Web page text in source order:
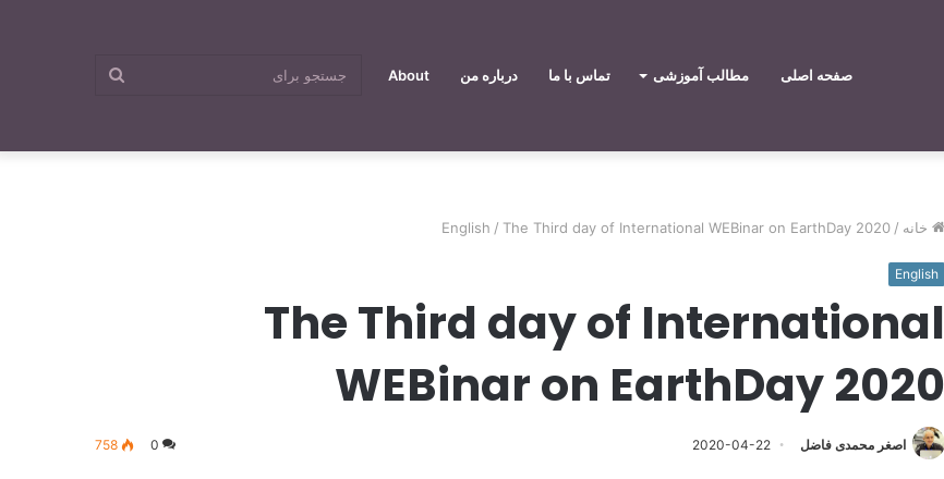
صفحه اصلی مطالب آموزشی تماس با ما درباره من About جستجو
خانه /
English / The Third day of International WEBinar on EarthDay 2020
English
The Third day of International
WEBinar on EarthDay 2020
اصغر محمدی فاضل 2020-04-22
0
758